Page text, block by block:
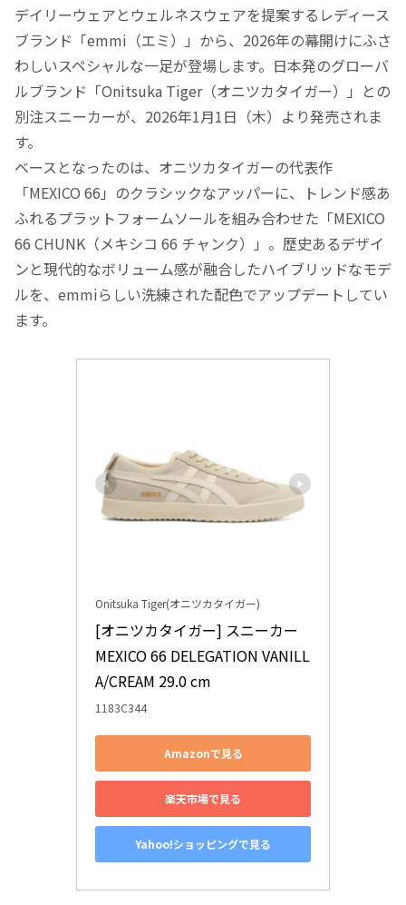
デイリーウェアとウェルネスウェアを提案するレディース
ブランド「emmi（エミ）」から、2026年の幕開けにふさ
わしいスペシャルな一足が登場します。日本発のグローバ
ルブランド「Onitsuka Tiger（オニツカタイガー）」との
別注スニーカーが、2026年1月1日（木）より発売されま
す。
ベースとなったのは、オニツカタイガーの代表作
「MEXICO 66」のクラシックなアッパーに、トレンド感あ
ふれるプラットフォームソールを組み合わせた「MEXICO
66 CHUNK（メキシコ 66 チャンク）」。歴史あるデザイ
ンと現代的なボリューム感が融合したハイブリッドなモデ
ルを、emmiらしい洗練された配色でアップデートしてい
ます。
Onitsuka Tiger(オニツカタイガー)
[オニツカタイガー] スニーカー
MEXICO 66 DELEGATION VANILL
A/CREAM 29.0 cm
1183C344
Amazonで見る
楽天市場で見る
Yahoo!ショッピングで見る